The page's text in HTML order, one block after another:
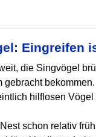
Eingreifen
die Singvögel
gebracht bekommen.
hilflosen
schon relativ